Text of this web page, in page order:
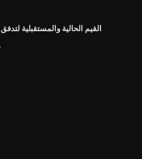
القيم الحالية والمستقبلية